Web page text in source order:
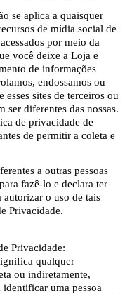
se aplica a quaisquer
de mídia social de
por meio da
você deixe a Loja e
de informações
endossamos ou
esses sites de terceiros ou
ser diferentes das nossas.
de privacidade de
de permitir a coleta e
a outras pessoas
fazê-lo e declara ter
autorizar o uso de tais
Privacidade.
Privacidade:
qualquer
ou indiretamente,
uma pessoa